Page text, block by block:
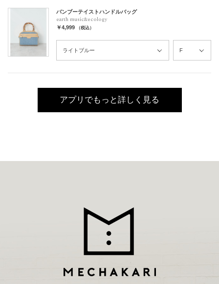
バンブーテイストハンドルバッグ
earth music&ecology
￥4,999 （税込）
アプリでもっと詳しく見る